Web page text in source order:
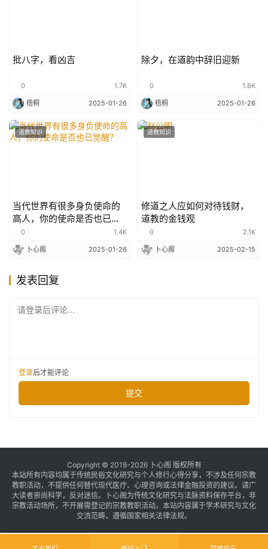
批八字，看凶吉
0 1.7K
梧桐 2025-01-26
除夕，在道韵中辞旧迎新
0 1.8K
梧桐 2025-01-26
道教知识
当代世界有很多身负使命的
高人，你的使命是否也已觉
醒？
0 1.4K
卜心阁 2025-01-26
道教知识
修道之人应如何对待钱财，
道教的金钱观
0 2.1K
卜心阁 2025-02-15
发表回复
请登录后评论...
登录后才能评论
提交
Copyright © 2018-2026 卜心阁 版权所有
本站所有内容均属于传统民俗文化研究与个人修行心得分享，不涉及任何宗教
教职活动，不提供任何替代现代医疗、心理咨询或法律金融投资的建议。请广
大读者崇尚科学，反对迷信。卜心阁为传统文化研究与法脉资料保存平台，非
宗教活动场所，不开展需登记的宗教教职活动。本站内容属于学术研究与文化
交流范畴，遵循国家相关法律法规。